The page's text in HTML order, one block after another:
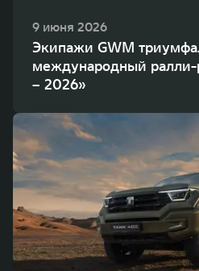
9 июня 2026
Экипажи GWM
международный
– 2026»